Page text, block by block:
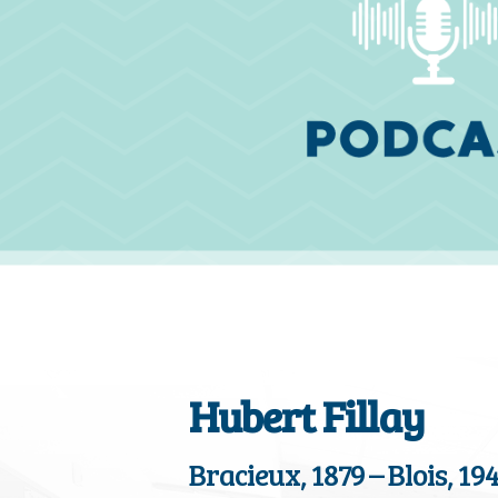
Hubert Fillay
Bracieux, 1879 – Blois,